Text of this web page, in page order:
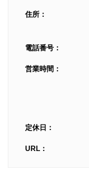
住所：
電話番号：
営業時間：
定休日：
URL：